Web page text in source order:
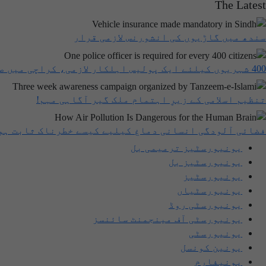
The Latest
سندھ میں گاڑیوں کی انشورنس لازمی قرار
400 شہریوں کیلئے ایک پولیس اہلکار لازمی، کراچی میں صورتحال کیا ہے؟
تنظیم اسلامی کے زیرِ اہتمام ملک گیر آگاہی مہم!
فضائی آلودگی انسانی دماغ کیلیے کیسے خطرناک ثابت
یونیورسٹیز ترمیمی بل
یونیورسٹیز بل
یونیورسٹیز
یونیورسٹیاں
یونیورسٹی روڈ
یونیورسٹی آف مینجمنٹ سائنسز
یونیورسٹی
یونین کونسل
یونیفارم